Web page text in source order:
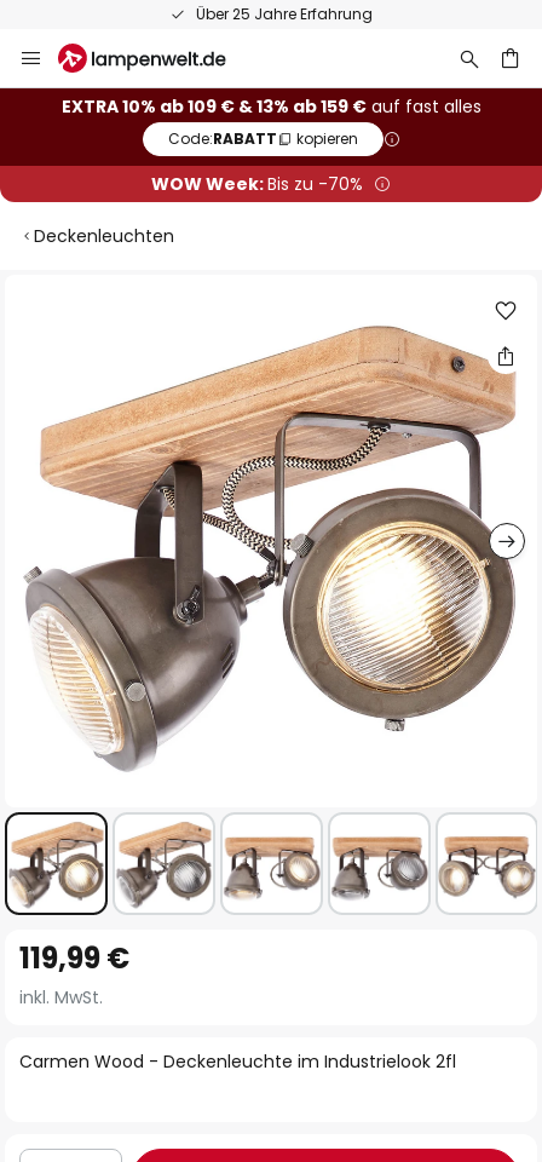
50 Tage kostenlose Retoure
Inhalt
springen
EXTRA 10% ab 109 € & 13% ab 159 €auf fast alles
Code:RABATT kopieren
WOW Week:Bis zu -70%
Deckenleuchten
springen
Anfang
der
springen
Carmen Wood - Deckenleuchte im Industrielook 2fl
119,99 €
inkl. MwSt.